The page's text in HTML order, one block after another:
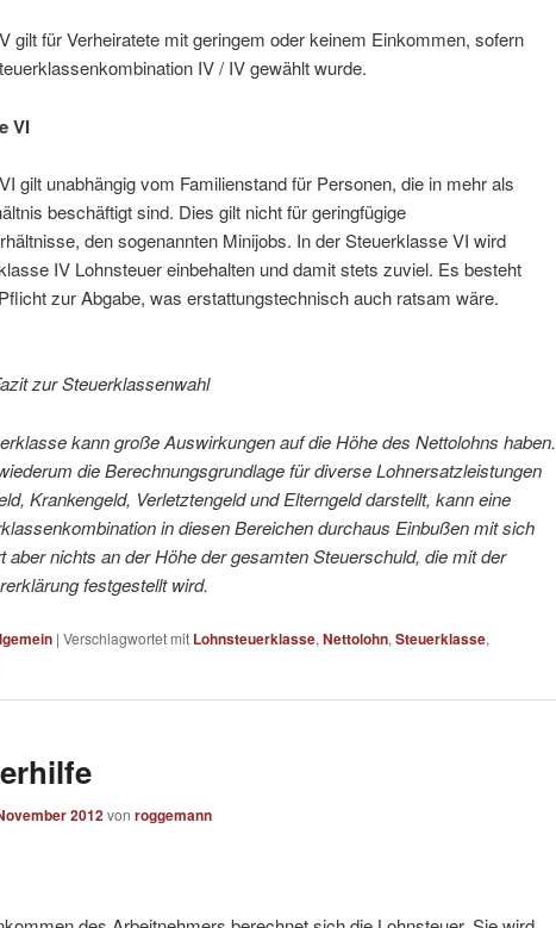
gilt für Verheiratete mit geringem oder keinem Einkommen, sofern
IV / IV gewählt wurde.
VI
gilt unabhängig vom Familienstand für Personen, die in mehr als
beschäftigt sind. Dies gilt nicht für geringfügige
den sogenannten Minijobs. In der Steuerklasse VI wird
IV Lohnsteuer einbehalten und damit stets zuviel. Es besteht
zur Abgabe, was erstattungstechnisch auch ratsam wäre.
zur Steuerklassenwahl
kann große Auswirkungen auf die Höhe des Nettolohns haben.
die Berechnungsgrundlage für diverse Lohnersatzleistungen
Krankengeld, Verletztengeld und Elterngeld darstellt, kann eine
in diesen Bereichen durchaus Einbußen mit sich
aber nichts an der Höhe der gesamten Steuerschuld, die mit der
festgestellt wird.
| Verschlagwortet mit Lohnsteuerklasse, Nettolohn, Steuerklasse,
2012von roggemann